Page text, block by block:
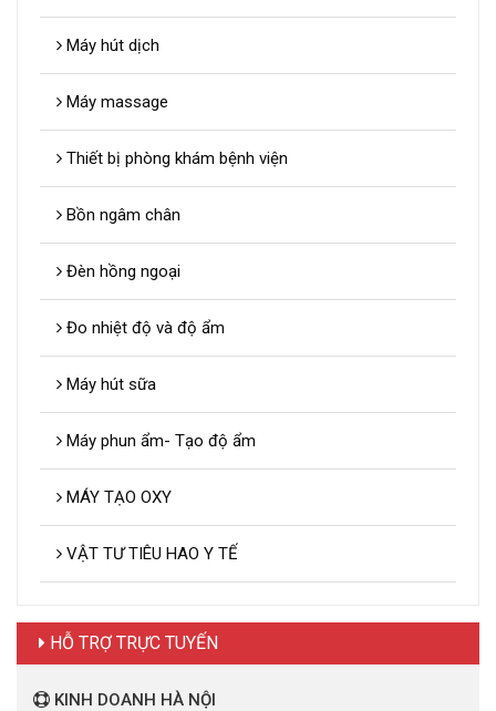
Máy hút dịch
Máy massage
Thiết bị phòng khám bệnh viện
Bồn ngâm chân
Đèn hồng ngoại
Đo nhiệt độ và độ ẩm
Máy hút sữa
Máy phun ẩm- Tạo độ ẩm
MÁY TẠO OXY
VẬT TƯ TIÊU HAO Y TẾ
HỖ TRỢ TRỰC TUYẾN
KINH DOANH HÀ NỘI